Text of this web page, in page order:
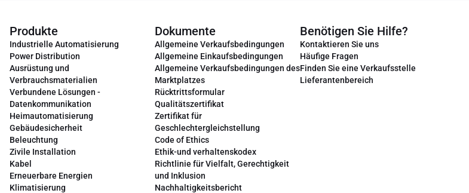
Produkte
Industrielle Automatisierung
Power Distribution
Ausrüstung und
Verbrauchsmaterialien
Verbundene Lösungen -
Datenkommunikation
Heimautomatisierung
Gebäudesicherheit
Beleuchtung
Zivile Installation
Kabel
Erneuerbare Energien
Klimatisierung
Dokumente
Allgemeine Verkaufsbedingungen
Allgemeine Einkaufsbedingungen
Allgemeine Verkaufsbedingungen des
Marktplatzes
Rücktrittsformular
Qualitätszertifikat
Zertifikat für
Geschlechtergleichstellung
Code of Ethics
Ethik-und verhaltenskodex
Richtlinie für Vielfalt, Gerechtigkeit
und Inklusion
Nachhaltigkeitsbericht
Benötigen Sie Hilfe?
Kontaktieren Sie uns
Häufige Fragen
Finden Sie eine Verkaufsstelle
Lieferantenbereich